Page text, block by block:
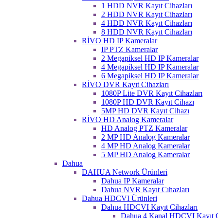
1 HDD NVR Kayıt Cihazları
2 HDD NVR Kayıt Cihazları
4 HDD NVR Kayıt Cihazları
8 HDD NVR Kayıt Cihazları
RİVO HD IP Kameralar
IP PTZ Kameralar
2 Megapiksel HD IP Kameralar
4 Megapiksel HD IP Kameralar
6 Megapiksel HD IP Kameralar
RİVO DVR Kayıt Cihazları
1080P Lite DVR Kayıt Cihazları
1080P HD DVR Kayıt Cihazı
5MP HD DVR Kayıt Cihazı
RİVO HD Analog Kameralar
HD Analog PTZ Kameralar
2 MP HD Analog Kameralar
4 MP HD Analog Kameralar
5 MP HD Analog Kameralar
Dahua
DAHUA Network Ürünleri
Dahua IP Kameralar
Dahua NVR Kayıt Cıhazları
Dahua HDCVI Ürünleri
Dahua HDCVI Kayıt Cihazları
Dahua 4 Kanal HDCVI Kayıt